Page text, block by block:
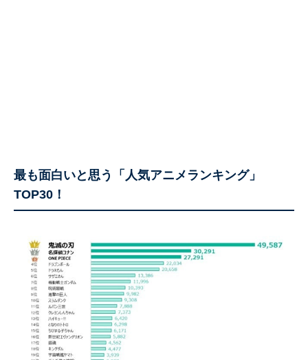
最も面白いと思う「人気アニメランキング」
TOP30！